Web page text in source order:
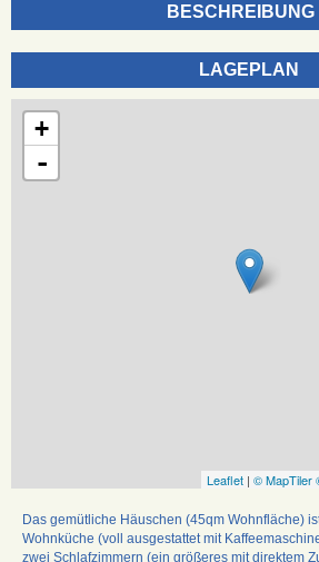
BESCHREIBUNG
LAGEPLAN
+
-
Leaflet | © MapTiler
Das gemütliche Häuschen (45qm Wohnfläche)
Wohnküche (voll ausgestattet mit
zwei Schlafzimmern (ein größeres mit direktem